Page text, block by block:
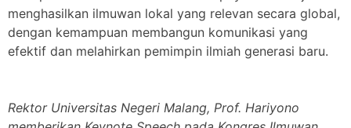
menghasilkan ilmuwan lokal yang relevan secara global,
dengan kemampuan membangun komunikasi yang
efektif dan melahirkan pemimpin ilmiah generasi baru.
Rektor Universitas Negeri Malang, Prof. Hariyono